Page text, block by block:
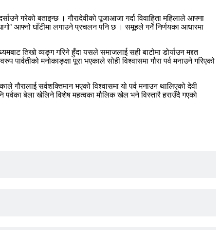
गरेको बताइन्छ । गौरादेवीको पूजाआजा गर्दा विवाहिता महिलाले आफ्ना
आफ्नो घाँटीमा लगाउने प्रचलन पनि छ । समूहले गर्ने निर्णयका आधारमा
तिखो व्यङ्ग गरिने हुँदा यसले समाजलाई सही बाटोमा डोर्याउन मद्दत
मनोकाङ्क्षा पूरा भएकाले सोही विश्वासमा गौरा पर्व मनाउने गरिएको
गौरालाई सर्वशक्तिमान भएको विश्वासमा यो पर्व मनाउन थालिएको देवी
पर्वका बेला खेलिने विशेष महत्वका मौलिक खेल भने विस्तारै हराउँदै गएको